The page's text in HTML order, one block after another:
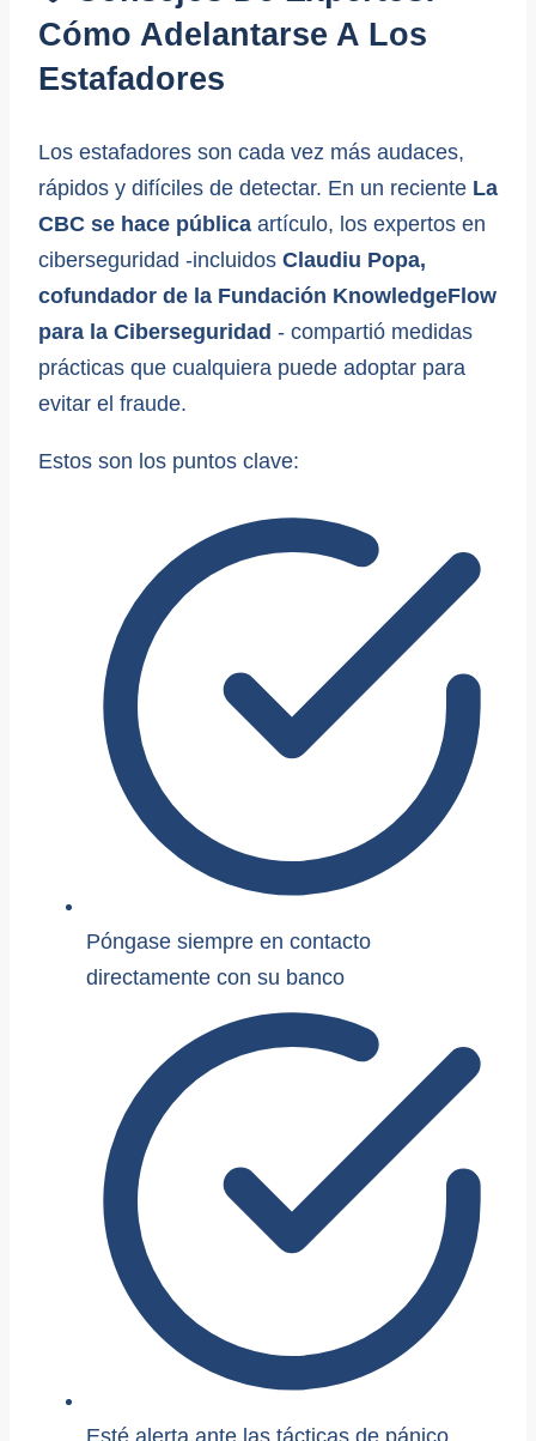
Cómo Adelantarse A Los
Estafadores
Los estafadores son cada vez más audaces,
rápidos y difíciles de detectar. En un reciente La
CBC se hace pública artículo, los expertos en
ciberseguridad -incluidos Claudiu Popa,
cofundador de la Fundación KnowledgeFlow
para la Ciberseguridad - compartió medidas
prácticas que cualquiera puede adoptar para
evitar el fraude.
Estos son los puntos clave:
Póngase siempre en contacto
directamente con su banco
Esté alerta ante las tácticas de pánico